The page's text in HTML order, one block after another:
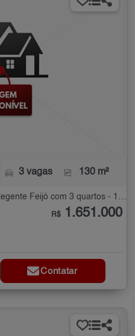
3 vagas 130 m²
Apartamento à Venda na Vila Regente Feijó com 3 quartos - 130 m²
R$ 1.651.000
Contatar